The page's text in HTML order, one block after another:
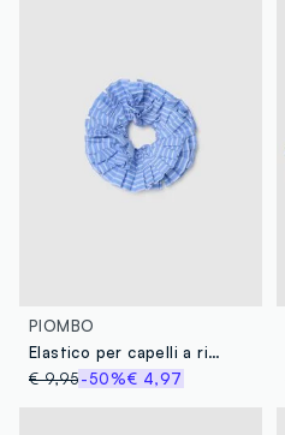
PIOMBO
Elastico per capelli a righe multicolor
€ 9,95-50%€ 4,97